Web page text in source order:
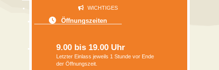
WICHTIGES
Öffnungszeiten
9.00 bis 19.00 Uhr
Letzter Einlass jeweils 1 Stunde vor Ende
der Öffnungszeit.